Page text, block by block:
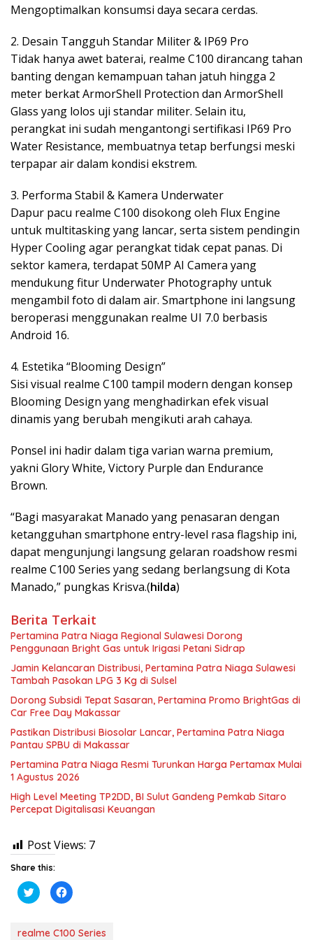
Mengoptimalkan konsumsi daya secara cerdas.
​2. Desain Tangguh Standar Militer & IP69 Pro
​Tidak hanya awet baterai, realme C100 dirancang tahan
banting dengan kemampuan tahan jatuh hingga 2
meter berkat ArmorShell Protection dan ArmorShell
Glass yang lolos uji standar militer. Selain itu,
perangkat ini sudah mengantongi sertifikasi IP69 Pro
Water Resistance, membuatnya tetap berfungsi meski
terpapar air dalam kondisi ekstrem.
​3. Performa Stabil & Kamera Underwater
​Dapur pacu realme C100 disokong oleh Flux Engine
untuk multitasking yang lancar, serta sistem pendingin
Hyper Cooling agar perangkat tidak cepat panas. Di
sektor kamera, terdapat 50MP AI Camera yang
mendukung fitur Underwater Photography untuk
mengambil foto di dalam air. Smartphone ini langsung
beroperasi menggunakan realme UI 7.0 berbasis
Android 16.
​4. Estetika “Blooming Design”
​Sisi visual realme C100 tampil modern dengan konsep
Blooming Design yang menghadirkan efek visual
dinamis yang berubah mengikuti arah cahaya.
Ponsel ini hadir dalam tiga varian warna premium,
yakni ​Glory White, ​Victory Purple dan ​Endurance
Brown.
“​Bagi masyarakat Manado yang penasaran dengan
ketangguhan smartphone entry-level rasa flagship ini,
dapat mengunjungi langsung gelaran roadshow resmi
realme C100 Series yang sedang berlangsung di Kota
Manado,” pungkas Krisva.(hilda)
Berita Terkait
Pertamina Patra Niaga Regional Sulawesi Dorong
Penggunaan Bright Gas untuk Irigasi Petani Sidrap
Jamin Kelancaran Distribusi, Pertamina Patra Niaga Sulawesi
Tambah Pasokan LPG 3 Kg di Sulsel
Dorong Subsidi Tepat Sasaran, Pertamina Promo BrightGas di
Car Free Day Makassar
Pastikan Distribusi Biosolar Lancar, Pertamina Patra Niaga
Pantau SPBU di Makassar
Pertamina Patra Niaga Resmi Turunkan Harga Pertamax Mulai
1 Agustus 2026
High Level Meeting TP2DD, BI Sulut Gandeng Pemkab Sitaro
Percepat Digitalisasi Keuangan
Post Views: 7
Share this:
K
l
n
K
l
n
realme C100 Series